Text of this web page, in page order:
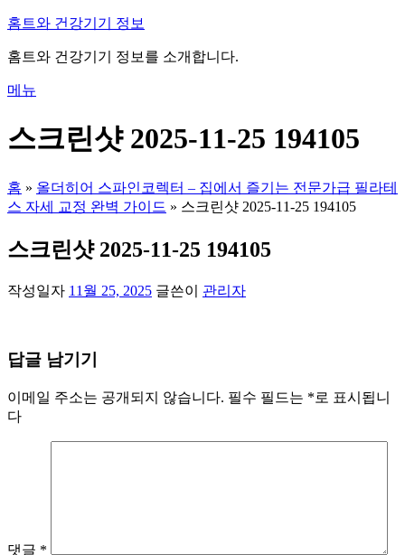
내
으
바
가
홈트와 건강기기 정보
홈트와 건강기기 정보를 소개합니다.
메뉴
스크린샷 2025-11-25 194105
홈 » 올더히어 스파인코렉터 – 집에서 즐기는 전문가급 필라테
스 자세 교정 완벽 가이드 » 스크린샷 2025-11-25 194105
스크린샷 2025-11-25 194105
작성일자 11월 25, 2025 글쓴이 관리자
답글 남기기
이메일 주소는 공개되지 않습니다. 필수 필드는 *로 표시됩니
다
댓글 *